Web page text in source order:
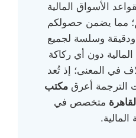
الأسواق المالية
مما يضمن حصولكم
ودقيقة وسلسة لجميع
المالية دون أي ركاكة
في المعنى؛ إذ تُعد
الترجمة أعرقمكتب
متخصص في
المالية.